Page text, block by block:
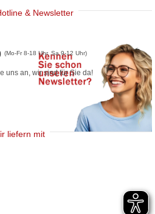
& Newsletter
(Mo-Fr 8-18 Uhr, Sa 9-12 Uhr)
uns an, wir sind für Sie da!
liefern mit